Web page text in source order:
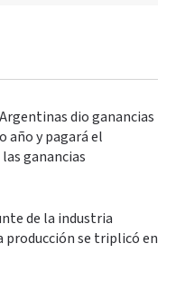
dio ganancias
año y pagará el
ganancias
de la industria
producción se triplicó en